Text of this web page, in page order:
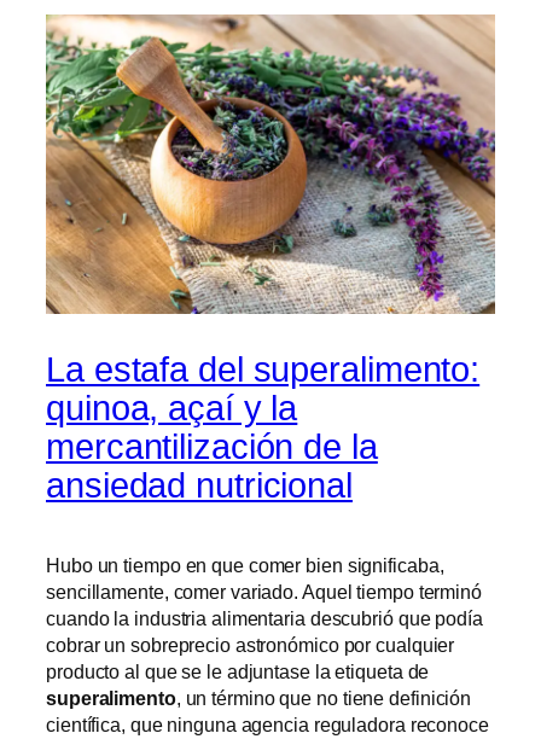
La estafa del superalimento:
quinoa, açaí y la
mercantilización de la
ansiedad nutricional
Hubo un tiempo en que comer bien significaba,
sencillamente, comer variado. Aquel tiempo terminó
cuando la industria alimentaria descubrió que podía
cobrar un sobreprecio astronómico por cualquier
producto al que se le adjuntase la etiqueta de
superalimento, un término que no tiene definición
científica, que ninguna agencia reguladora reconoce